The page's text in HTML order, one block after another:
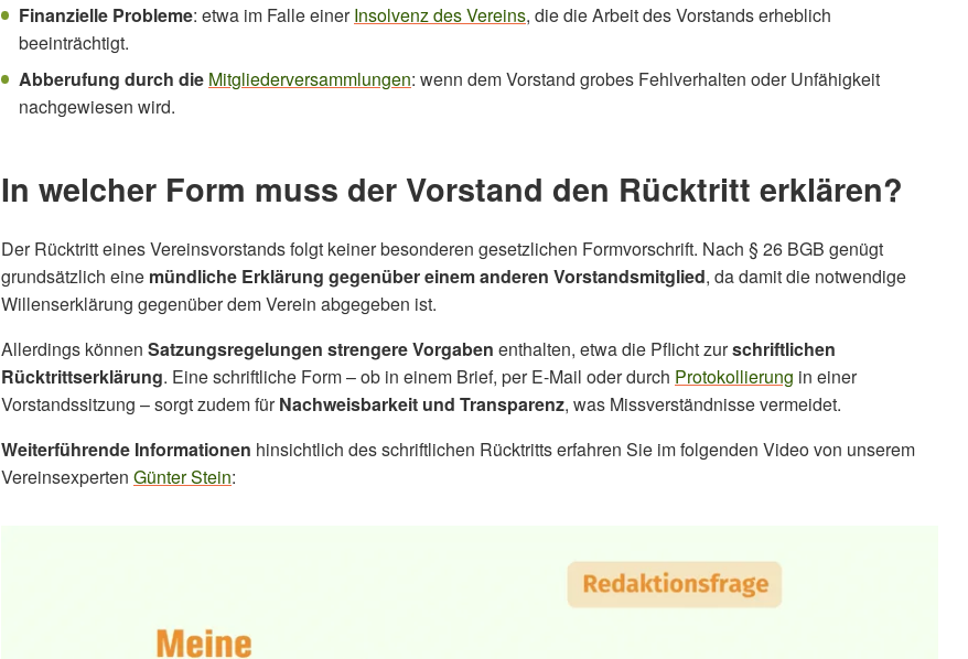
Finanzielle Probleme: etwa im Falle einerInsolvenz des Vereins, die die Arbeit des Vorstands erheblich
beeinträchtigt.
Abberufung durch die Mitgliederversammlungen: wenn dem Vorstand grobes Fehlverhalten oder Unfähigkeit
nachgewiesen wird.
In welcher Form muss der Vorstand den Rücktritt erklären?
Der Rücktritt eines Vereinsvorstands folgt keiner besonderen gesetzlichen Formvorschrift. Nach § 26 BGB genügt
grundsätzlich eine mündliche Erklärung gegenüber einem anderen Vorstandsmitglied, da damit die notwendige
Willenserklärung gegenüber dem Verein abgegeben ist.
Allerdings können Satzungsregelungen strengere Vorgaben enthalten, etwa die Pflicht zurschriftlichen
Rücktrittserklärung. Eine schriftliche Form – ob in einem Brief, per E-Mail oder durch Protokollierung in einer
Vorstandssitzung – sorgt zudem fürNachweisbarkeit und Transparenz, was Missverständnisse vermeidet.
Weiterführende Informationen hinsichtlich des schriftlichen Rücktritts erfahren Sie im folgenden Video von unserem
Vereinsexperten Günter Stein: